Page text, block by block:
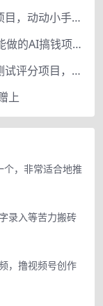
《188个赚钱项目-183》有驾车评项目，动动小手，复制粘贴赚44元！
上架2小时收入630+，只要有手就能做的AI搞钱项目，奶奶看完都能学会!
《188个赚钱项目-180》手机尾号测试评分项目，短视频直播日赚200+
上
，非常适合地推
录入等苦力搬砖
，撸视频号创作